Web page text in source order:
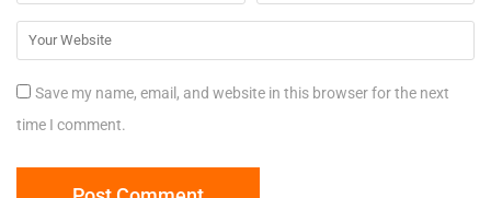
Save my name, email, and website in this browser for the next
time I comment.